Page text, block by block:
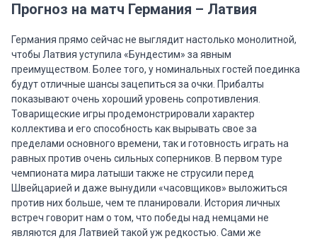
Прогноз на матч Германия – Латвия
Германия прямо сейчас не выглядит настолько монолитной,
чтобы Латвия уступила «Бундестим» за явным
преимуществом. Более того, у номинальных гостей поединка
будут отличные шансы зацепиться за очки. Прибалты
показывают очень хороший уровень сопротивления.
Товарищеские игры продемонстрировали характер
коллектива и его способность как вырывать свое за
пределами основного времени, так и готовность играть на
равных против очень сильных соперников. В первом туре
чемпионата мира латыши также не струсили перед
Швейцарией и даже вынудили «часовщиков» выложиться
против них больше, чем те планировали. История личных
встреч говорит нам о том, что победы над немцами не
являются для Латвией такой уж редкостью. Сами же